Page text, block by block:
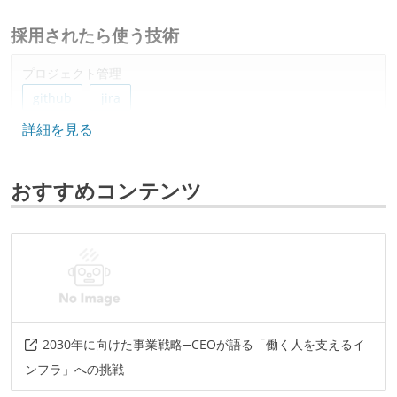
採用されたら使う技術
プロジェクト管理
github
jira
情報共有ツール
その他、現場で使われている技術
typescript
フレームワーク
react
ruby-on-rails
その他
詳細を見る
おすすめコンテンツ
2030年に向けた事業戦略─CEOが語る「働く人を支えるイ
ンフラ」への挑戦